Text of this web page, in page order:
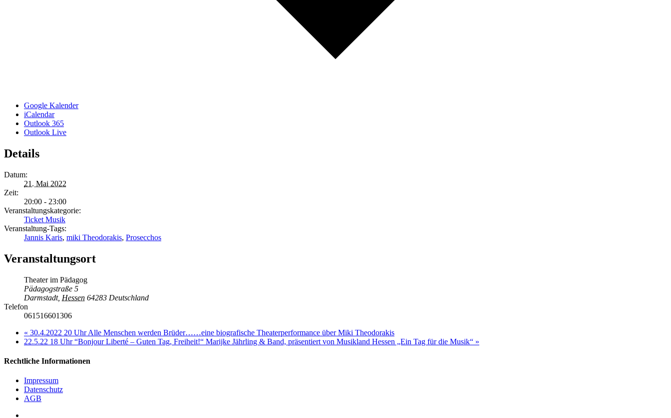
Google Kalender
iCalendar
Outlook 365
Outlook Live
Details
Datum:
21. Mai 2022
Zeit:
20:00 - 23:00
Veranstaltungskategorie:
Ticket Musik
Veranstaltung-Tags:
Jannis Karis, miki Theodorakis, Prosecchos
Veranstaltungsort
Theater im Pädagog
Pädagogstraße 5
Darmstadt, Hessen 64283 Deutschland
Telefon
061516601306
« 30.4.2022 20 Uhr Alle Menschen werden Brüder……eine biografische Theaterperformance über Miki Theodorakis
22.5.22 18 Uhr “Bonjour Liberté – Guten Tag, Freiheit!“ Marijke Jährling & Band, präsentiert von Musikland Hessen „Ein Tag für die Musik“ »
Rechtliche Informationen
Impressum
Datenschutz
AGB